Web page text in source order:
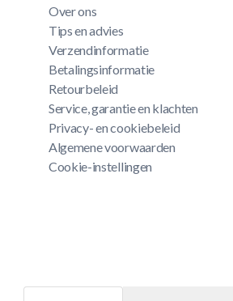
Over ons
Tips en advies
Verzendinformatie
Betalingsinformatie
Retourbeleid
Service, garantie en klachten
Privacy- en cookiebeleid
Algemene voorwaarden
Cookie-instellingen